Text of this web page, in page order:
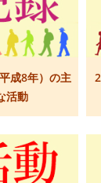
成8年）の主
活動